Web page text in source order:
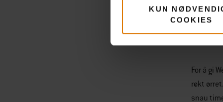
KUN
COOKIES
Er du
For å gi
røkt
snau